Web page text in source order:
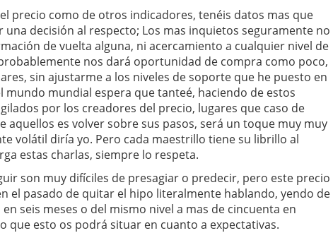
precio como de otros indicadores, tenéis datos mas que
decisión al respecto; Los mas inquietos seguramente no
de vuelta alguna, ni acercamiento a cualquier nivel de
nos dará oportunidad de compra como poco,
sin ajustarme a los niveles de soporte que he puesto en
mundo mundial espera que tanteé, haciendo de estos
por los creadores del precio, lugares que caso de
aquellos es volver sobre sus pasos, será un toque muy muy
volátil diría yo. Pero cada maestrillo tiene su librillo al
estas charlas, siempre lo respeta.
son muy difíciles de presagiar o predecir, pero este precio
el pasado de quitar el hipo literalmente hablando, yendo de
seis meses o del mismo nivel a mas de cincuenta en
que esto os podrá situar en cuanto a expectativas.